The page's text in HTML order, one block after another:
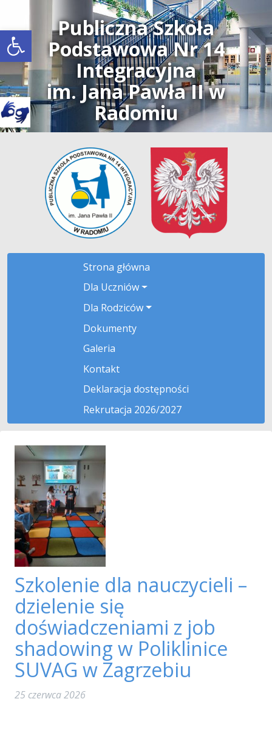
Open toolbar
Publiczna Szkoła
Podstawowa Nr 14
Integracyjna
im. Jana Pawła II w
Radomiu
Strona główna
Dla Uczniów
Dla Rodziców
Dokumenty
Galeria
Kontakt
Deklaracja dostępności
Rekrutacja 2026/2027
Szkolenie dla nauczycieli –
dzielenie się
doświadczeniami z job
shadowing w Poliklinice
SUVAG w Zagrzebiu
25 czerwca 2026